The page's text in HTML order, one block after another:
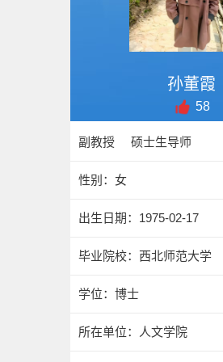
孙董霞
58
副教授 硕士生导师
性别：女
出生日期：1975-02-17
毕业院校：西北师范大学
学位：博士
所在单位：人文学院